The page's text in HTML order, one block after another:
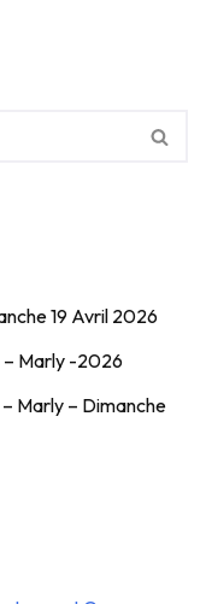
19 Avril 2026
– Marly -2026
Marly – Dimanche